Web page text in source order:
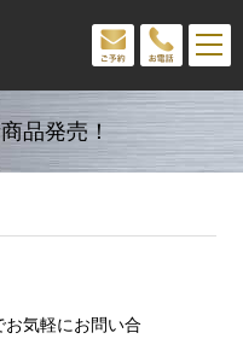
品発売！
気軽にお問い合